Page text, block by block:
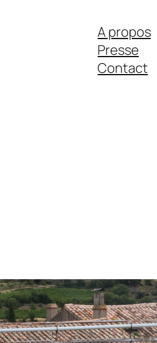
A propos
Presse
Contact